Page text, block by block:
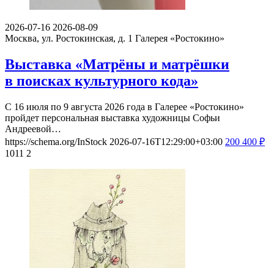
2026-07-16 2026-08-09
Москва, ул. Ростокинская, д. 1 Галерея «Ростокино»
Выставка «Матрёны и матрёшки
в поисках культурного кода»
С 16 июля по 9 августа 2026 года в Галерее «Ростокино»
пройдет персональная выставка художницы Софьи
Андреевой…
https://schema.org/InStock 2026-07-16T12:29:00+03:00 200 400 ₽
1011 2